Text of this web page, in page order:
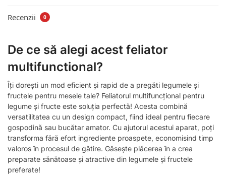
Recenzii 0
De ce să alegi acest feliator
multifunctional?
Îți dorești un mod eficient și rapid de a pregăti legumele și
fructele pentru mesele tale? Feliatorul multifuncțional pentru
legume și fructe este soluția perfectă! Acesta combină
versatilitatea cu un design compact, fiind ideal pentru fiecare
gospodină sau bucătar amator. Cu ajutorul acestui aparat, poți
transforma fără efort ingrediente proaspete, economisind timp
valoros în procesul de gătire. Găsește plăcerea în a crea
preparate sănătoase și atractive din legumele și fructele
preferate!